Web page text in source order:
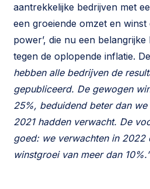
aantrekkelijke bedrijven met
een groeiende omzet en winst
power’, die nu een
tegen de oplopende inflatie.
hebben alle bedrijven de
gepubliceerd. De gewogen
25%, beduidend beter dan
2021 hadden verwacht. De
goed: we verwachten in 2022
winstgroei van meer dan 10%.”